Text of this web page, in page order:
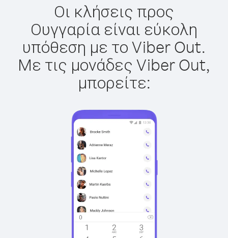
Οι κλήσεις προς
Ουγγαρία είναι εύκολη
υπόθεση με το Viber Out.
Με τις μονάδες Viber Out,
μπορείτε: